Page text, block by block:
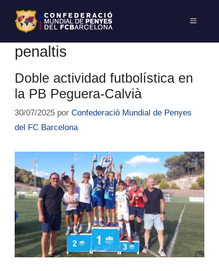
penaltis
Doble actividad futbolística en
la PB Peguera-Calvià
30/07/2025 por Confederació Mundial de Penyes
del FC Barcelona